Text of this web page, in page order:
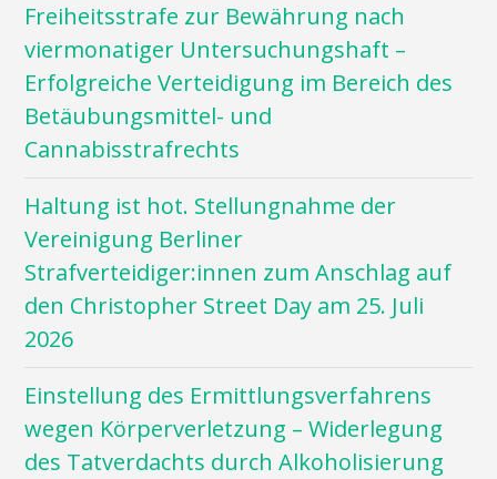
Freiheitsstrafe zur Bewährung nach
viermonatiger Untersuchungshaft –
Erfolgreiche Verteidigung im Bereich des
Betäubungsmittel- und
Cannabisstrafrechts
Haltung ist hot. Stellungnahme der
Vereinigung Berliner
Strafverteidiger:innen zum Anschlag auf
den Christopher Street Day am 25. Juli
2026
Einstellung des Ermittlungsverfahrens
wegen Körperverletzung – Widerlegung
des Tatverdachts durch Alkoholisierung